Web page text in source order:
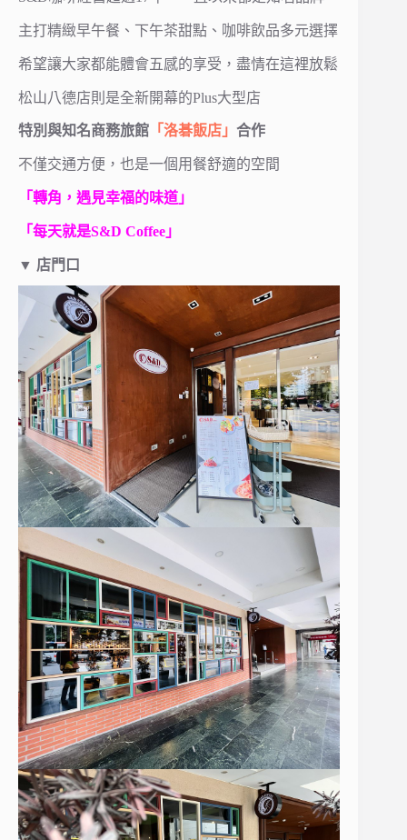
主打精緻早午餐、下午茶甜點、咖啡飲品多元選擇
希望讓大家都能體會五感的享受，盡情在這裡放鬆
松山八德店則是全新開幕的Plus大型店
特別與知名商務旅館 「洛碁飯店」 合作
不僅交通方便，也是一個用餐舒適的空間
「轉角，遇見幸福的味道」
「每天就是S&D Coffee」
▼ 店門口